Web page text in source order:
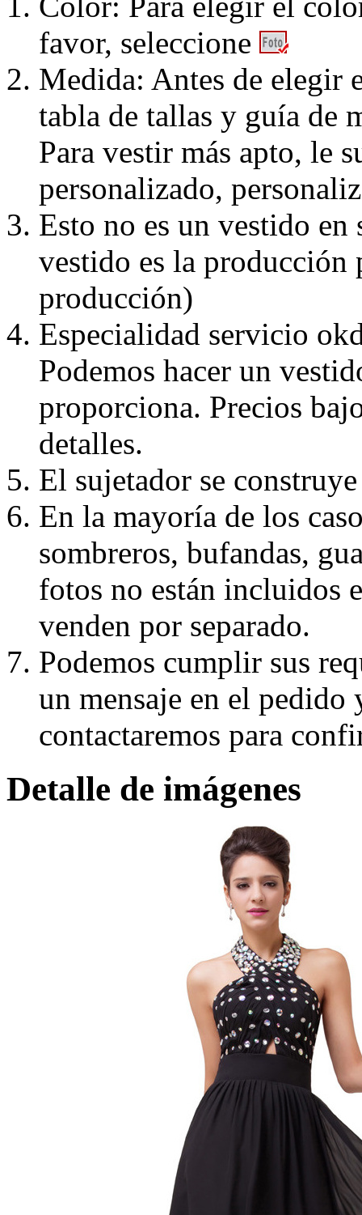
favor, seleccione
Medida: Antes de elegir
tabla de tallas y guía de
Para vestir más apto, le
personalizado,
Esto no es un vestido
vestido es la producción
producción)
Especialidad servicio
Podemos hacer un
proporciona. Precios
detalles.
El sujetador se
En la mayoría de los
sombreros, bufandas,
fotos no están incluidos
venden por separado.
Podemos cumplir sus
un mensaje en el pedido
contactaremos para
Detalle de imágenes